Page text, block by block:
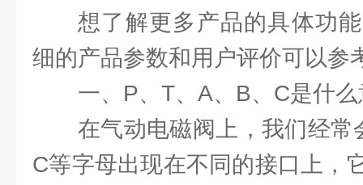
想了解更多产品的具体功
细的产品参数和用户评价可以参
一、P、T、A、B、C是什
在气动电磁阀上，我们经
C等字母出现在不同的接口上，